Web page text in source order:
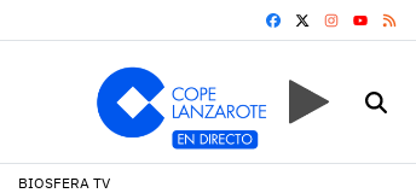
FACEBOOK
YOUTUBE
BIOSFERA TV